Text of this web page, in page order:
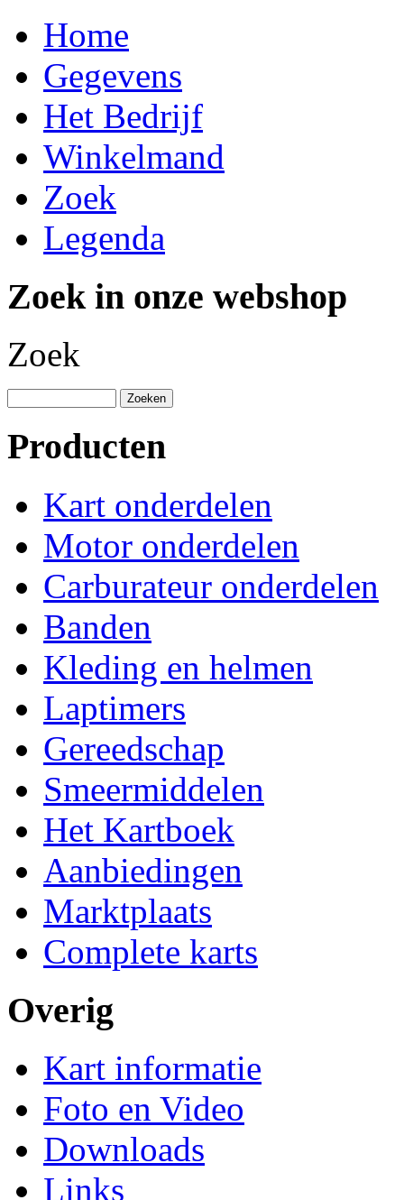
Home
Gegevens
Het Bedrijf
Winkelmand
Zoek
Legenda
Zoek in onze webshop
Zoek
Producten
Kart onderdelen
Motor onderdelen
Carburateur onderdelen
Banden
Kleding en helmen
Laptimers
Gereedschap
Smeermiddelen
Het Kartboek
Aanbiedingen
Marktplaats
Complete karts
Overig
Kart informatie
Foto en Video
Downloads
Links